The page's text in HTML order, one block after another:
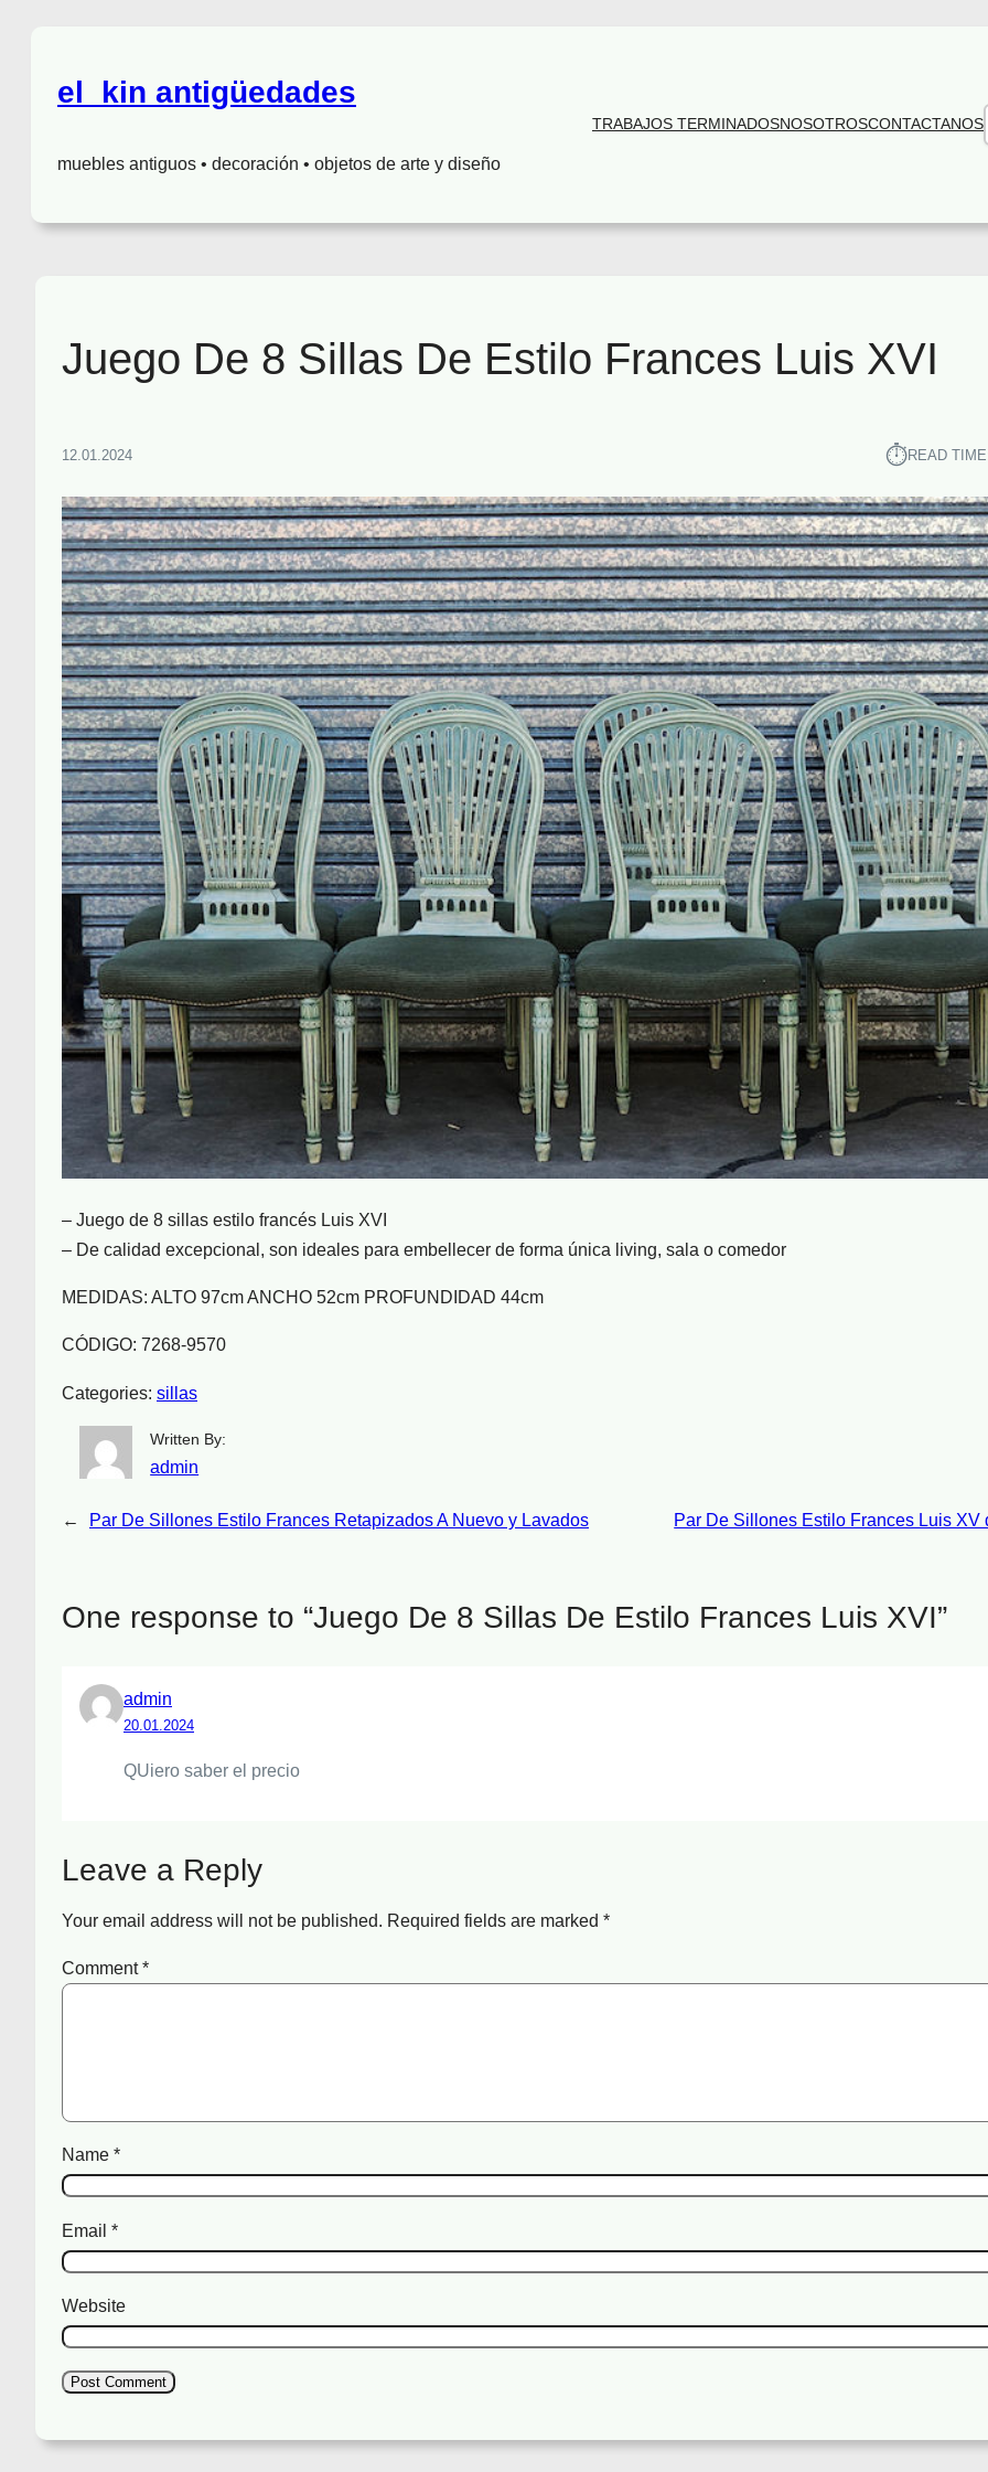
el_kin antigüedades
muebles antiguos • decoración • objetos de arte y diseño
TRABAJOS TERMINADOSNOSOTROSCONTACTANOS
Juego De 8 Sillas De Estilo Frances Luis XVI
12.01.2024 ⏱︎READ
– Juego de 8 sillas estilo francés Luis XVI
– De calidad excepcional, son ideales para embellecer de forma única living, sala o comedor
MEDIDAS: ALTO 97cm ANCHO 52cm PROFUNDIDAD 44cm
CÓDIGO: 7268-9570
Categories: sillas
Written By:
admin
← Par De Sillones Estilo Frances Retapizados A Nuevo y Lavados Par De Sillones Estilo Frances Luis XV
One response to “Juego De 8 Sillas De Estilo Frances Luis XVI”
admin
20.01.2024
QUiero saber el precio
Leave a Reply
Your email address will not be published. Required fields are marked *
Comment*
Name *
Email *
Website